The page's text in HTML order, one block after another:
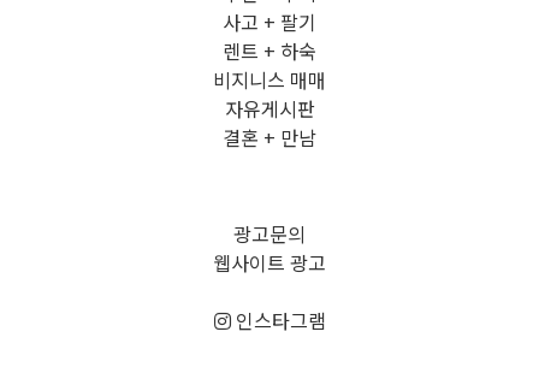
사고 + 팔기
렌트 + 하숙
비지니스 매매
자유게시판
결혼 + 만남
광고문의
웹사이트 광고
인스타그램